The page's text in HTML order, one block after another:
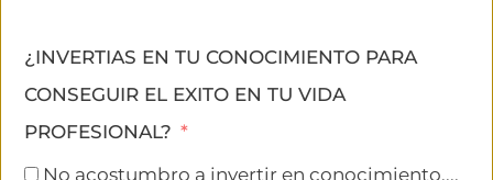
¿INVERTIAS EN TU CONOCIMIENTO PARA
CONSEGUIR EL EXITO EN TU VIDA
PROFESIONAL?
No acostumbro a invertir en conocimiento....